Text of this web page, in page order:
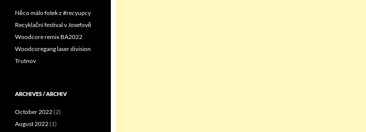
Něco málo fotek z #recyupcy
Recyklační festival v Josefově
Woodcore remix BA2022
Woodcoregang laser division
Trutnov
ARCHIVES / ARCHIV
October 2022(2)
August 2022(1)